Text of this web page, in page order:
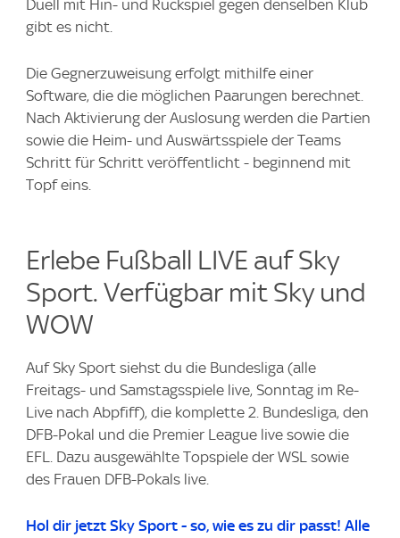
Duell mit Hin- und Rückspiel gegen denselben Klub
gibt es nicht.
Die Gegnerzuweisung erfolgt mithilfe einer
Software, die die möglichen Paarungen berechnet.
Nach Aktivierung der Auslosung werden die Partien
sowie die Heim- und Auswärtsspiele der Teams
Schritt für Schritt veröffentlicht - beginnend mit
Topf eins.
Erlebe Fußball LIVE auf Sky
Sport. Verfügbar mit Sky und
WOW
Auf Sky Sport siehst du die Bundesliga (alle
Freitags- und Samstagsspiele live, Sonntag im Re-
Live nach Abpfiff), die komplette 2. Bundesliga, den
DFB-Pokal und die Premier League live sowie die
EFL. Dazu ausgewählte Topspiele der WSL sowie
des Frauen DFB-Pokals live.
Hol dir jetzt Sky Sport - so, wie es zu dir passt! Alle